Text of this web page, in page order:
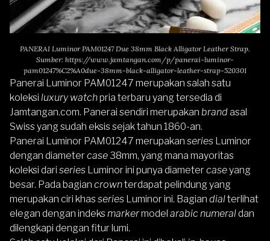
PANERAI Luminor PAM01247 Due 38mm Black Alligator Leather Strap.
Sumber: https://www.jamtangan.com/p/panerai-luminor-
pam01247%C2%A0due-38mm-black-alligator-leather-strap-520301
Panerai Luminor PAM01247 merupakan salah satu
koleksi luxury watchpria terbaru yang tersedia di
Jamtangan.com. Panerai sendiri merupakan brandasal
Swiss yang sudah eksis sejak tahun 1860-an.
Panerai Luminor PAM01247 merupakan series Luminor
dengan diameter case38mm, yang mana mayoritas
koleksi dari series Luminor ini punya diameter caseyang
besar. Pada bagian crownterdapat pelindung yang
merupakan ciri khasseries Luminor ini. Bagian dialterlihat
elegan dengan indeks markermodel arabic numeraldan
dilengkapi dengan fitur lumi.